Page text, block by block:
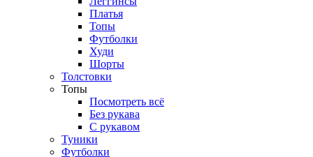
Платья
Топы
Футболки
Худи
Шорты
Толстовки
Топы
Посмотреть всё
Без рукава
С рукавом
Туники
Футболки